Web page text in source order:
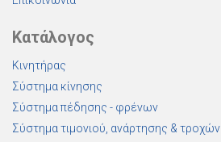
Κατάλογος
Κινητήρας
Σύστημα κίνησης
Σύστημα πέδησης - φρένων
Σύστημα τιμονιού, ανάρτησης & τροχών